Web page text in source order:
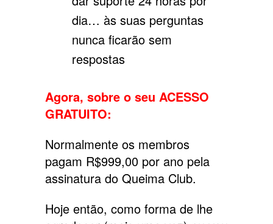
dia… às suas perguntas
nunca ficarão sem
respostas
Agora, sobre o seu ACESSO
GRATUITO:
Normalmente os membros
pagam R$999,00 por ano pela
assinatura do Queima Club.
Hoje então, como forma de lhe